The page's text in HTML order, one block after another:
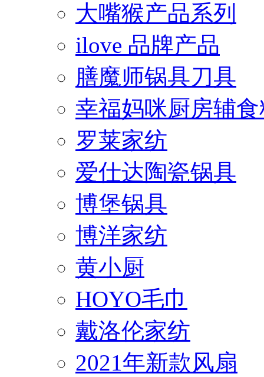
大嘴猴产品系列
ilove 品牌产品
膳魔师锅具刀具
幸福妈咪厨房辅
罗莱家纺
爱仕达陶瓷锅具
博堡锅具
博洋家纺
黄小厨
HOYO毛巾
戴洛伦家纺
2021年新款风扇